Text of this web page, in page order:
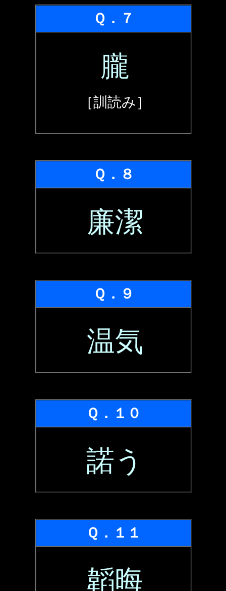
Ｑ．７
朧
［訓読み］
Ｑ．８
廉潔
Ｑ．９
温気
Ｑ．１０
諾う
Ｑ．１１
韜晦